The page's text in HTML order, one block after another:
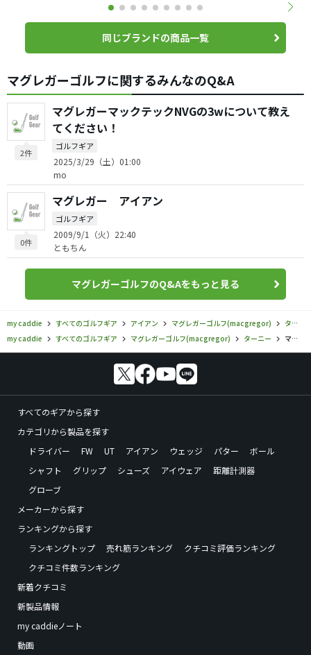
同じブランドの商品一覧
マグレガーゴルフに関するみんなのQ&A
2件
マグレガーマックテックNVGの3wについて教え
てください！
ゴルフギア
2025/3/29（土）01:00
mo
0件
マグレガー アイアン
ゴルフギア
2009/9/1（火）22:40
ともちん
マグレガーゴルフのQ&Aをもっと見る
my caddie すべてのゴルフギア アイアン マグレガーゴルフ(macgregor)
ターニー
my caddie
すべてのゴルフギア マグレガーゴルフ(macgregor) ターニー マグレガーゴルフ／ターニー／ゴールドターニー アイアンの口コミ評価
すべてのギアから探す
カテゴリから製品を探す
ドライバー
FW UT アイアン ウェッジ パター
ボール
シャフト
グリップ シューズ アイウェア
距離計測器
グローブ
メーカーから探す
ランキングから探す
ランキングトップ
売れ筋ランキング
クチコミ評価ランキング
クチコミ件数ランキング
新着クチコミ
新製品情報
my caddieノート
動画